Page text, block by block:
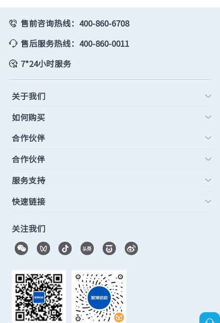
售前咨询热线：400-860-6708
售后服务热线：400-860-0011
7*24小时服务
关于我们
如何购买
合作伙伴
合作伙伴
服务支持
快速链接
关注我们